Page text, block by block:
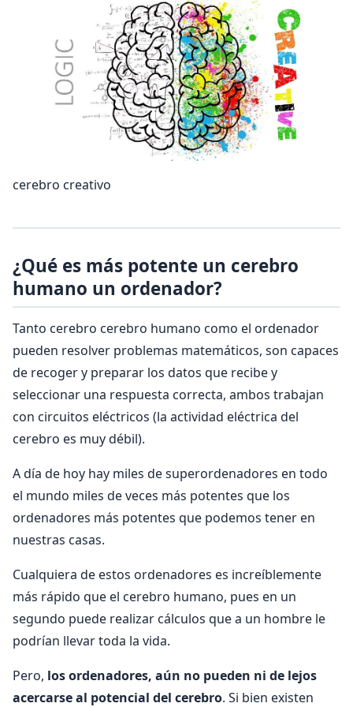
cerebro creativo
¿Qué es más potente un cerebro
humano un ordenador?
Tanto cerebro cerebro humano como el ordenador
pueden resolver problemas matemáticos, son capaces
de recoger y preparar los datos que recibe y
seleccionar una respuesta correcta, ambos trabajan
con circuitos eléctricos (la actividad eléctrica del
cerebro es muy débil).
A día de hoy hay miles de superordenadores en todo
el mundo miles de veces más potentes que los
ordenadores más potentes que podemos tener en
nuestras casas.
Cualquiera de estos ordenadores es increíblemente
más rápido que el cerebro humano, pues en un
segundo puede realizar cálculos que a un hombre le
podrían llevar toda la vida.
Pero, los ordenadores, aún no pueden ni de lejos
acercarse al potencial del cerebro. Si bien existen